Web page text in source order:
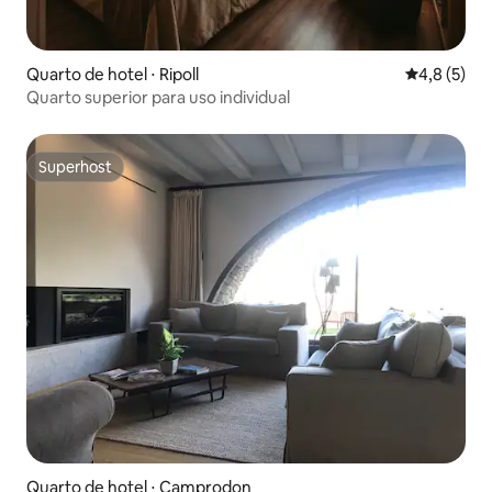
Quarto de hotel ⋅ Ripoll 4,8 de
4,8 (5)
Quarto superior para uso individual
Superhost
Superhost
Quarto de hotel ⋅ Camprodon